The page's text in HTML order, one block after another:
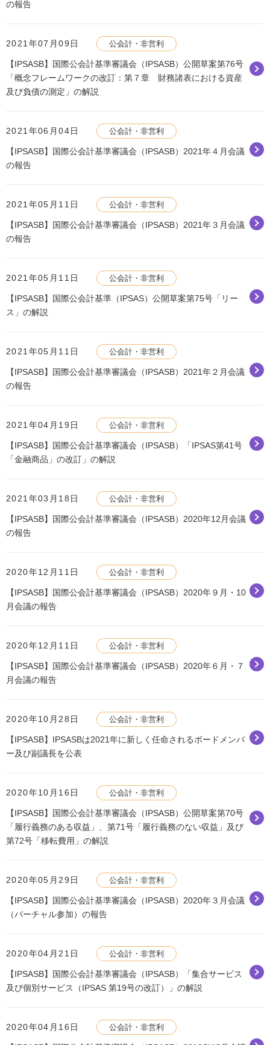
の報告
2021年07月09日 公会計・非営利
【IPSASB】国際公会計基準審議会（IPSASB）公開草案第76号
「概念フレームワークの改訂：第７章 財務諸表における資産
及び負債の測定」の解説
2021年06月04日 公会計・非営利
【IPSASB】国際公会計基準審議会（IPSASB）2021年４月会議
の報告
2021年05月11日 公会計・非営利
【IPSASB】国際公会計基準審議会（IPSASB）2021年３月会議
の報告
2021年05月11日 公会計・非営利
【IPSASB】国際公会計基準（IPSAS）公開草案第75号「リー
ス」の解説
2021年05月11日 公会計・非営利
【IPSASB】国際公会計基準審議会（IPSASB）2021年２月会議
の報告
2021年04月19日 公会計・非営利
【IPSASB】国際公会計基準審議会（IPSASB）「IPSAS第41号
「金融商品」の改訂」の解説
2021年03月18日 公会計・非営利
【IPSASB】国際公会計基準審議会（IPSASB）2020年12月会議
の報告
2020年12月11日 公会計・非営利
【IPSASB】国際公会計基準審議会（IPSASB）2020年９月・10
月会議の報告
2020年12月11日 公会計・非営利
【IPSASB】国際公会計基準審議会（IPSASB）2020年６月・７
月会議の報告
2020年10月28日 公会計・非営利
【IPSASB】IPSASBは2021年に新しく任命されるボードメンバ
ー及び副議長を公表
2020年10月16日 公会計・非営利
【IPSASB】国際公会計基準審議会（IPSASB）公開草案第70号
「履行義務のある収益」、第71号「履行義務のない収益」及び
第72号「移転費用」の解説
2020年05月29日 公会計・非営利
【IPSASB】国際公会計基準審議会（IPSASB）2020年３月会議
（バーチャル参加）の報告
2020年04月21日 公会計・非営利
【IPSASB】国際公会計基準審議会（IPSASB）「集合サービス
及び個別サービス（IPSAS 第19号の改訂）」の解説
2020年04月16日 公会計・非営利